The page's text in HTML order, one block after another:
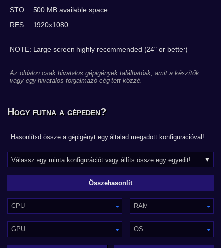
STO:
500 MB available space
RES:
1920x1080
NOTE: Large screen highly recommended (24" or better)
Az oldalon csak hivatalos gépigények találhatóak, amit a készítők
vagy egy hivatalos forgalmazó cég tett közzé.
Hogy futna a gépeden?
Hasonlítsd össze a gépigényt egy általad megadott konfigurációval!
CPU RAM
GPU OS